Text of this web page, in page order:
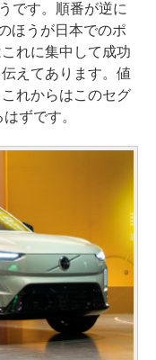
です。順番が逆に
ほうが日本でのポ
れに集中して成功
えてあります。値
れからはこのセグ
ずです。